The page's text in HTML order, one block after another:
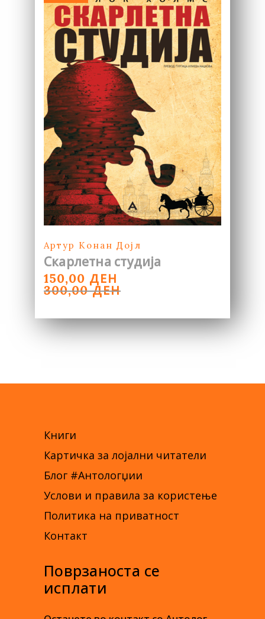
Артур Конан Дојл
Скарлетна студија
300,00ДЕН
ORIGINAL
PRICE
WAS:
150,00 ДЕН
CURRENT
PRICE
IS:
Книги
Картичка за лојални читатели
Блог #Антологџии
Услови и правила за користење
Политика на приватност
Контакт
Поврзаноста се
исплати